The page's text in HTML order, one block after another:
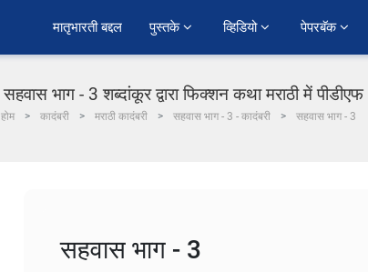
﻿मातृभारती बद्दल पुस्तके व्हिडियो पेपरबॅक
सहवास भाग - 3 शब्दांकूर द्वारा फिक्शन कथा मराठी में पीडीएफ
होम कादंबरी मराठी कादंबरी सहवास भाग - 3 - कादंबरी सहवास भाग - 3
सहवास भाग - 3